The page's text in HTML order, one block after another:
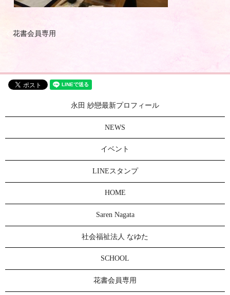
花書会員専用
永田 紗戀最新プロフィール
NEWS
イベント
LINEスタンプ
HOME
Saren Nagata
社会福祉法人 なゆた
SCHOOL
花書会員専用